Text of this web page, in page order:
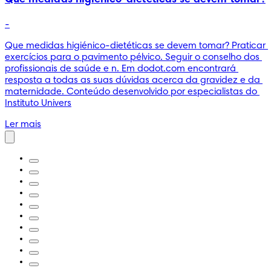
-
Que medidas higiénico-dietéticas se devem tomar? Praticar
exercícios para o pavimento pélvico. Seguir o conselho dos
profissionais de saúde e n. Em dodot.com encontrará
resposta a todas as suas dúvidas acerca da gravidez e da
maternidade. Conteúdo desenvolvido por especialistas do
Instituto Univers
Ler mais